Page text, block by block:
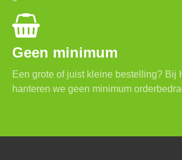
Geen minimum
Een grote of juist kleine bestelling? Bij
hanteren we geen minimum